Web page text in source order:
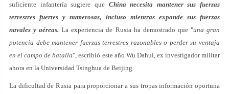
suficiente infantería sugiere que China necesita mantener sus fuerzas
terrestres fuertes y numerosas, incluso mientras expande sus fuerzas
navales y aéreas.La experiencia de Rusia ha demostrado que "una gran
potencia debe mantener fuerzas terrestres razonables o perder su ventaja
en el campo de batalla", escribió este año Wu Dahui, ex investigador militar
ahora en la Universidad Tsinghua de Beijing.
La dificultad de Rusia para proporcionar a sus tropas información oportuna